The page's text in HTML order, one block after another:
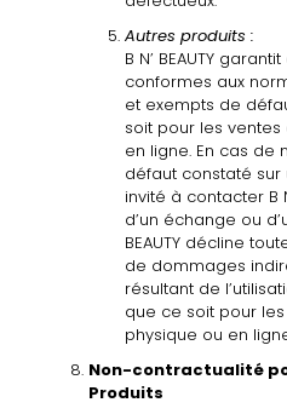
Autres produits :
B N’ BEAUTY garantit
conformes aux
et exempts de
soit pour les ventes
en ligne. En cas de
défaut constaté sur
invité à contacter B
d’un échange ou
BEAUTY décline
de dommages
résultant de
que ce soit pour les
physique ou en
Non-contractualité
Produits